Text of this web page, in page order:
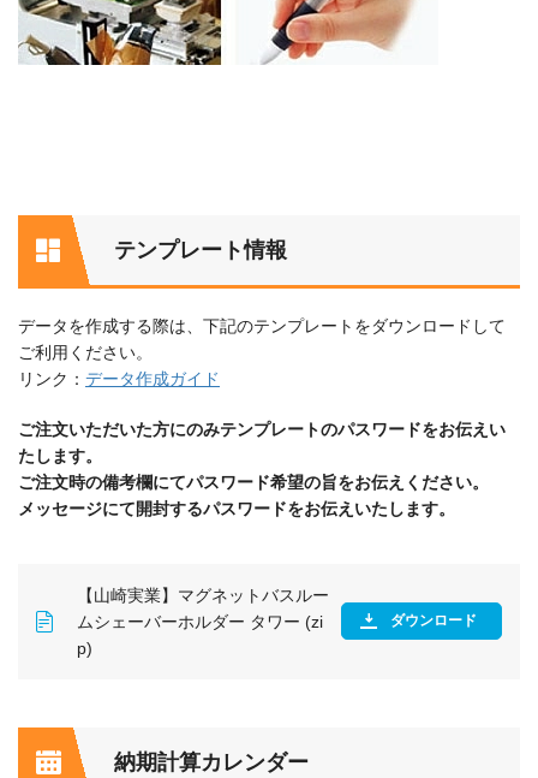
テンプレート情報
データを作成する際は、下記のテンプレートをダウンロードして
ご利用ください。
リンク： データ作成ガイド
ご注文いただいた方にのみテンプレートのパスワードをお伝えい
たします。
ご注文時の備考欄にてパスワード希望の旨をお伝えください。
メッセージにて開封するパスワードをお伝えいたします。
【山崎実業】マグネットバスルー
ムシェーバーホルダー タワー (zi
p)
ダウンロード
納期計算カレンダー